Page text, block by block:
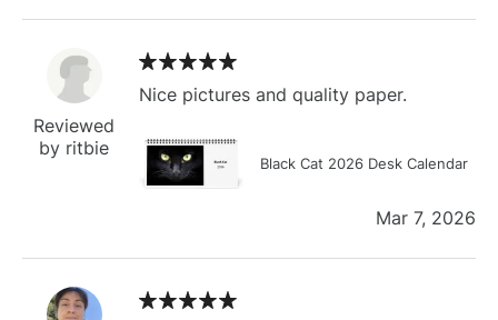
Reviewed
by ritbie
Nice pictures and quality paper.
Black Cat 2026 Desk Calendar
Mar 7, 2026